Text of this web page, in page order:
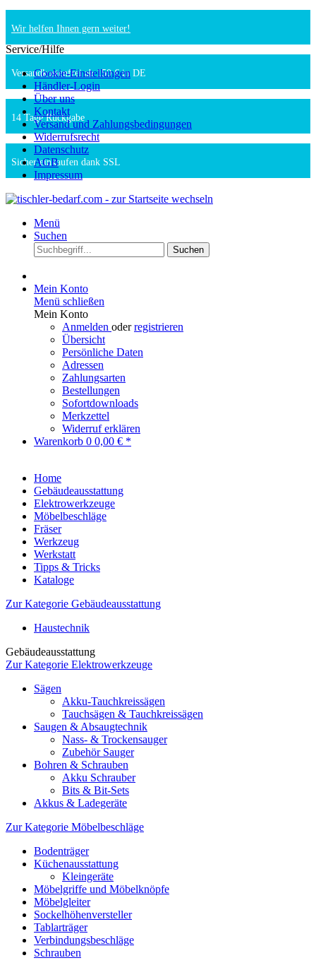
Wir helfen Ihnen gern weiter!
Versandkostenfrei ab 150 € in DE
14 Tage Rückgabe
Sicher einkaufen dank SSL
Service/Hilfe
Cookie-Einstellungen
Händler-Login
Über uns
Kontakt
Versand und Zahlungsbedingungen
Widerrufsrecht
Datenschutz
AGB
Impressum
Menü
Suchen
Suchen
Mein Konto
Menü schließen
Mein Konto
Anmelden oderregistrieren
Übersicht
Persönliche Daten
Adressen
Zahlungsarten
Bestellungen
Sofortdownloads
Merkzettel
Widerruf erklären
Warenkorb 0 0,00 € *
Home
Gebäudeausstattung
Elektrowerkzeuge
Möbelbeschläge
Fräser
Werkzeug
Werkstatt
Tipps & Tricks
Kataloge
Zur Kategorie Gebäudeausstattung
Haustechnik
Gebäudeausstattung
Zur Kategorie Elektrowerkzeuge
Sägen
Akku-Tauchkreissägen
Tauchsägen & Tauchkreissägen
Saugen & Absaugtechnik
Nass- & Trockensauger
Zubehör Sauger
Bohren & Schrauben
Akku Schrauber
Bits & Bit-Sets
Akkus & Ladegeräte
Zur Kategorie Möbelbeschläge
Bodenträger
Küchenausstattung
Kleingeräte
Möbelgriffe und Möbelknöpfe
Möbelgleiter
Sockelhöhenversteller
Tablarträger
Verbindungsbeschläge
Schrauben